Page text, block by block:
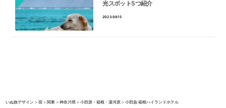
光スポット5つ紹介
2023.08.15
いぬ旅デザイン >宿 >関東 >神奈川県 >小田原・箱根・湯河原 >小田急 箱根ハイランドホテル